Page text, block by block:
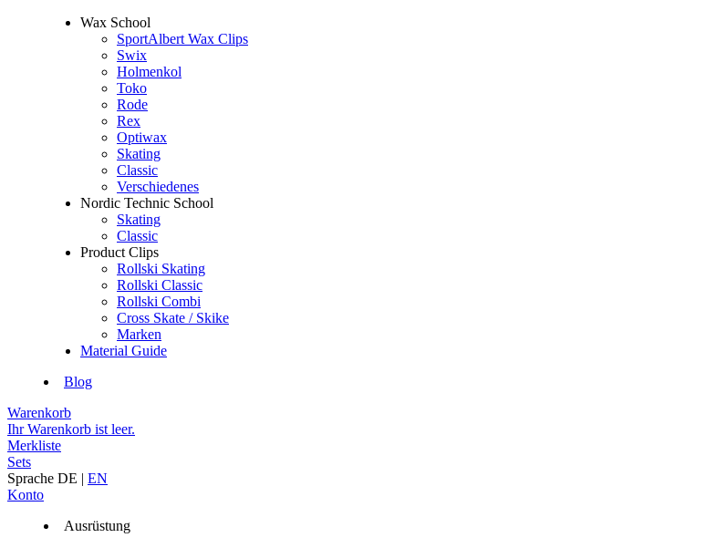
Wax School
SportAlbert Wax Clips
Swix
Holmenkol
Toko
Rode
Rex
Optiwax
Skating
Classic
Verschiedenes
Nordic Technic School
Skating
Classic
Product Clips
Rollski Skating
Rollski Classic
Rollski Combi
Cross Skate / Skike
Marken
Material Guide
Blog
Warenkorb
Ihr Warenkorb ist leer.
Merkliste
Sets
Sprache DE | EN
Konto
Ausrüstung